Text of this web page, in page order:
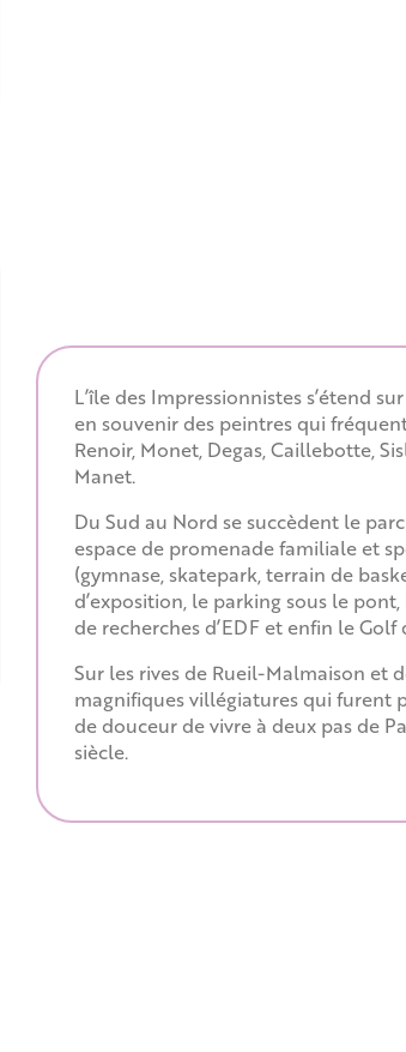
L’île des Impressionnistes s’étend
en souvenir des peintres qui
Renoir, Monet, Degas, Caillebotte,
Manet.
Du Sud au Nord se succèdent le
espace de promenade familiale et
(gymnase, skatepark, terrain de
d’exposition, le parking sous le
de recherches d’EDF et enfin le Golf
Sur les rives de Rueil-Malmaison et
magnifiques villégiatures qui furent
de douceur de vivre à deux pas de
siècle.